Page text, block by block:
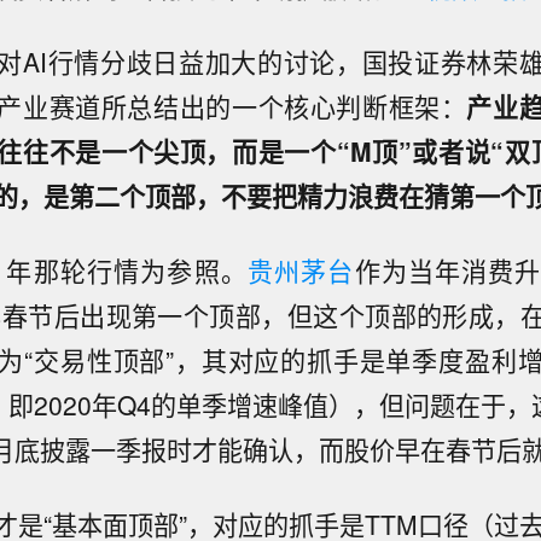
AI行情分歧日益加大的讨论，国投证券林荣
业赛道所总结出的一个核心判断框架： 产业
往不是一个尖顶，而是一个“M顶”或者说“双
，是第二个顶部，不要把精力浪费在猜第一个
那轮行情为参照。 贵州茅台作为当年消费
节后出现第一个顶部，但这个顶部的形成，
“交易性顶部”，其对应的抓手是单季度盈利
2020年Q4的单季增速峰值），但问题在于，
底披露一季报时才能确认，而股价早在春节后
是“基本面顶部”，对应的抓手是TTM口径（过